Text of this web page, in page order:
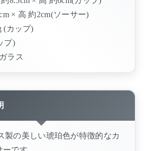
× 高 約2cm(ソーサー)
(カップ)
プ)
ラス
製の美しい琥珀色が特徴的なカ